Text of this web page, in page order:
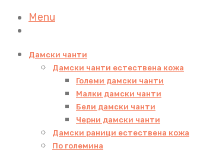
Menu
Дамски чанти
Дамски чанти естествена кожа
Големи дамски чанти
Малки дамски чанти
Бели дамски чанти
Черни дамски чанти
Дамски раници естествена кожа
По големина